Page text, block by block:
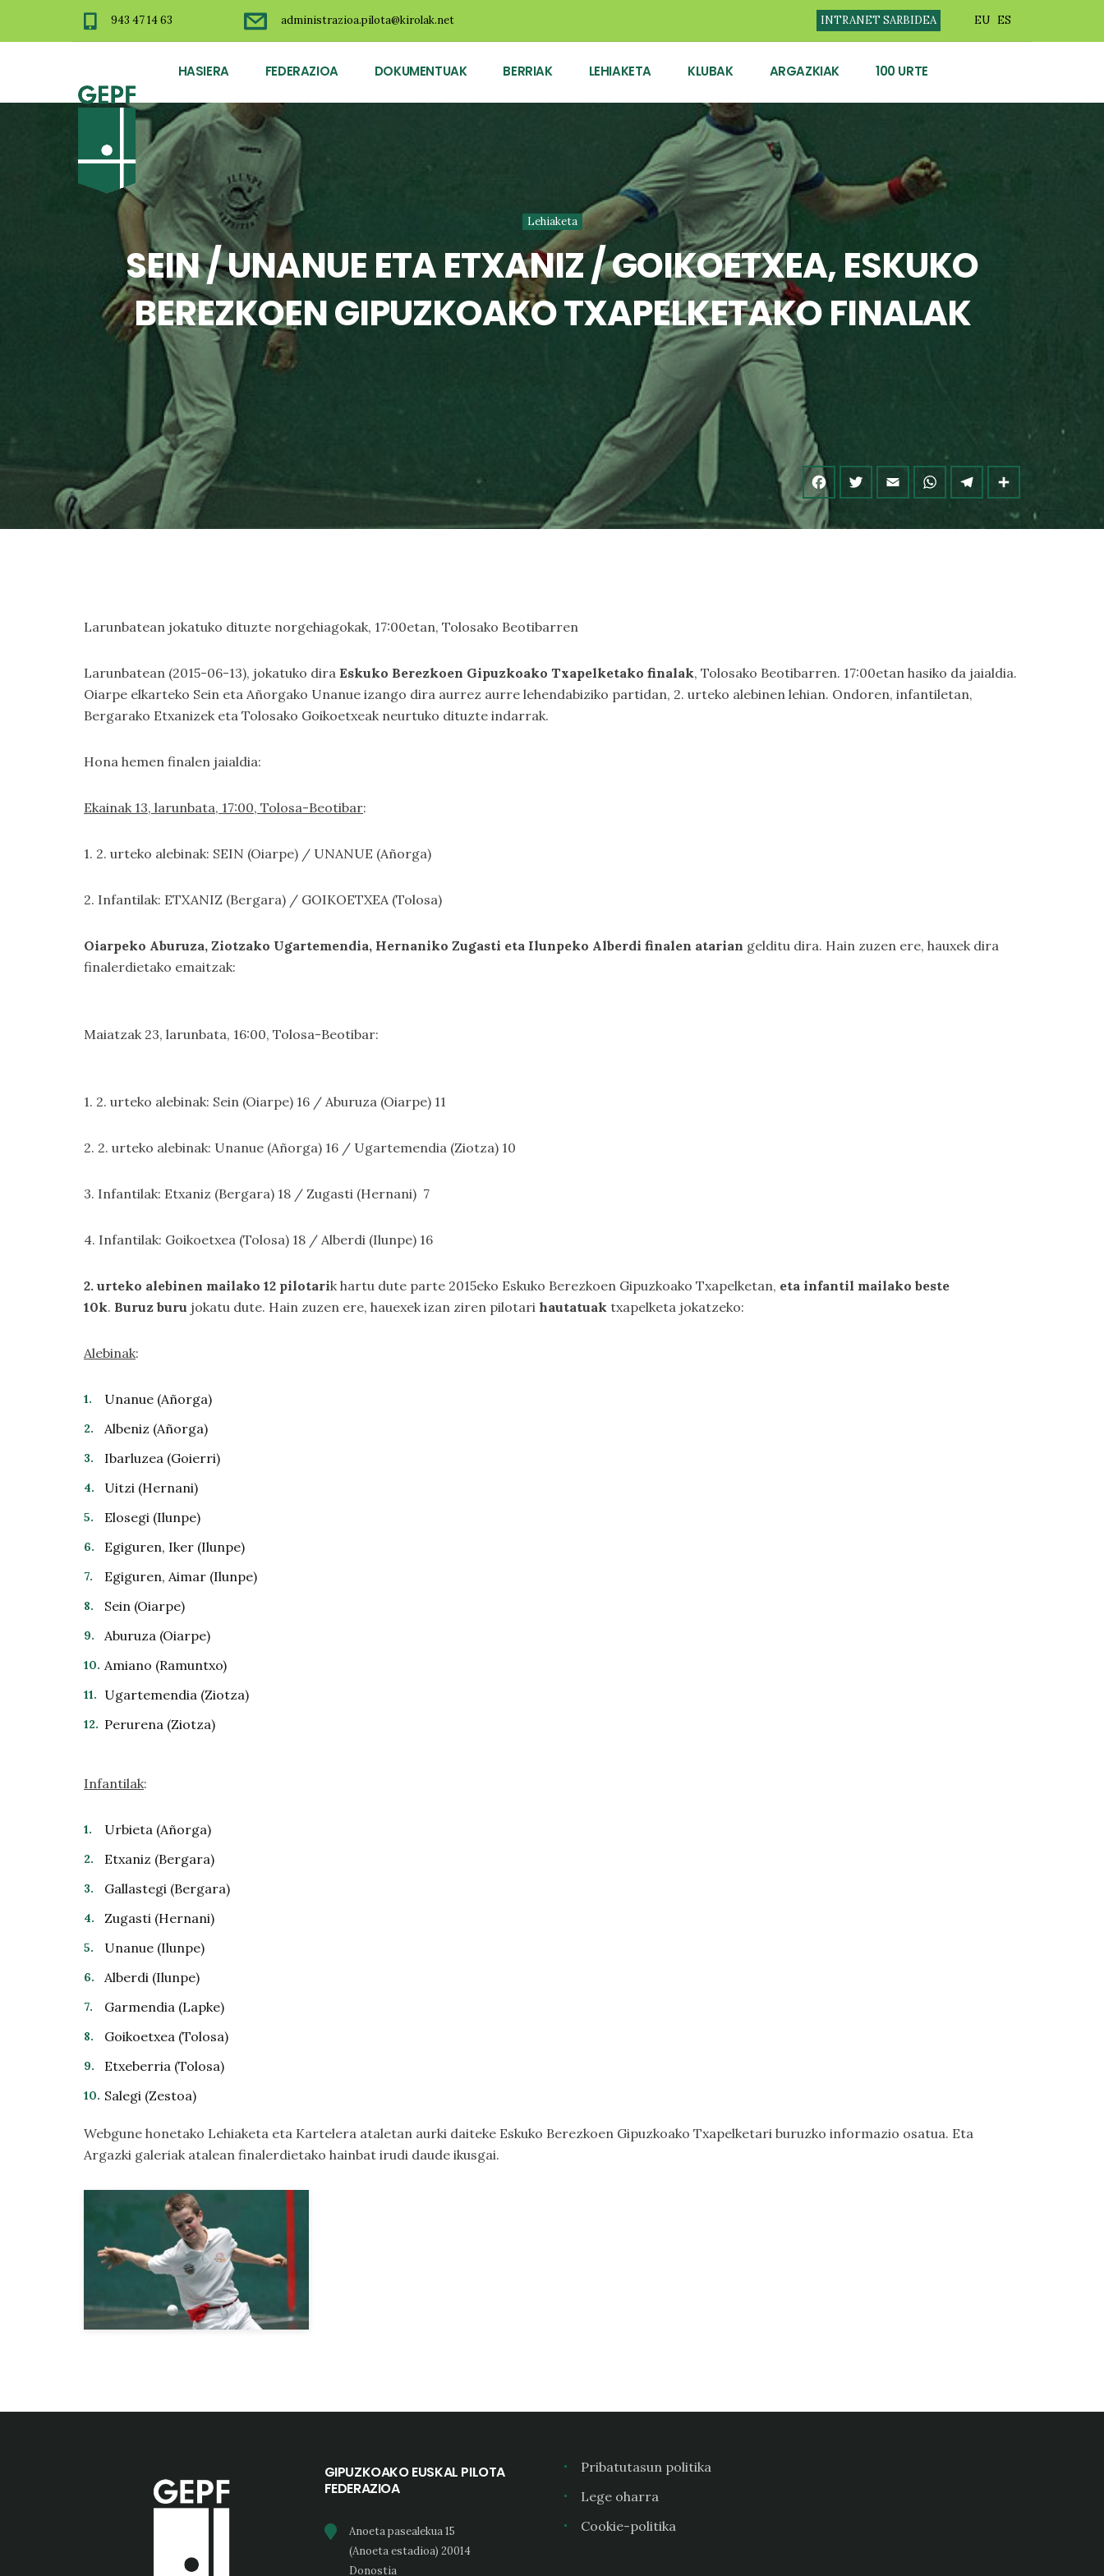
943 47 14 63 administrazioa.pilota@kirolak.net INTRANET SARBIDEA EU ES
HASIERA FEDERAZIOA DOKUMENTUAK BERRIAK LEHIAKETA KLUBAK ARGAZKIAK 100 URTE
Lehiaketa
SEIN / UNANUE ETA ETXANIZ / GOIKOETXEA, ESKUKO
BEREZKOEN GIPUZKOAKO TXAPELKETAKO FINALAK
Larunbatean jokatuko dituzte norgehiagokak, 17:00etan, Tolosako Beotibarren
Larunbatean (2015-06-13), jokatuko dira Eskuko Berezkoen Gipuzkoako Txapelketako finalak, Tolosako Beotibarren. 17:00etan hasiko da jaialdia.
Oiarpe elkarteko Sein eta Añorgako Unanue izango dira aurrez aurre lehendabiziko partidan, 2. urteko alebinen lehian. Ondoren, infantiletan,
Bergarako Etxanizek eta Tolosako Goikoetxeak neurtuko dituzte indarrak.
Hona hemen finalen jaialdia:
Ekainak 13, larunbata, 17:00, Tolosa-Beotibar:
1. 2. urteko alebinak: SEIN (Oiarpe) / UNANUE (Añorga)
2. Infantilak: ETXANIZ (Bergara) / GOIKOETXEA (Tolosa)
Oiarpeko Aburuza, Ziotzako Ugartemendia, Hernaniko Zugasti eta Ilunpeko Alberdi finalen atarian gelditu dira. Hain zuzen ere, hauxek dira
finalerdietako emaitzak:
Maiatzak 23, larunbata, 16:00, Tolosa-Beotibar:
1. 2. urteko alebinak: Sein (Oiarpe) 16 / Aburuza (Oiarpe) 11
2. 2. urteko alebinak: Unanue (Añorga) 16 / Ugartemendia (Ziotza) 10
3. Infantilak: Etxaniz (Bergara) 18 / Zugasti (Hernani) 7
4. Infantilak: Goikoetxea (Tolosa) 18 / Alberdi (Ilunpe) 16
2. urteko alebinen mailako 12 pilotarik hartu dute parte 2015eko Eskuko Berezkoen Gipuzkoako Txapelketan, eta infantil mailako beste
10k. Buruz buru jokatu dute. Hain zuzen ere, hauexek izan ziren pilotari hautatuak txapelketa jokatzeko:
Alebinak:
Unanue (Añorga)
Albeniz (Añorga)
Ibarluzea (Goierri)
Uitzi (Hernani)
Elosegi (Ilunpe)
Egiguren, Iker (Ilunpe)
Egiguren, Aimar (Ilunpe)
Sein (Oiarpe)
Aburuza (Oiarpe)
Amiano (Ramuntxo)
Ugartemendia (Ziotza)
Perurena (Ziotza)
Infantilak:
Urbieta (Añorga)
Etxaniz (Bergara)
Gallastegi (Bergara)
Zugasti (Hernani)
Unanue (Ilunpe)
Alberdi (Ilunpe)
Garmendia (Lapke)
Goikoetxea (Tolosa)
Etxeberria (Tolosa)
Salegi (Zestoa)
Webgune honetako Lehiaketa eta Kartelera ataletan aurki daiteke Eskuko Berezkoen Gipuzkoako Txapelketari buruzko informazio osatua. Eta
Argazki galeriak atalean finalerdietako hainbat irudi daude ikusgai.
GIPUZKOAKO EUSKAL PILOTA
FEDERAZIOA
Anoeta pasealekua 15
(Anoeta estadioa) 20014
Donostia
Pribatutasun politika
Lege oharra
Cookie-politika